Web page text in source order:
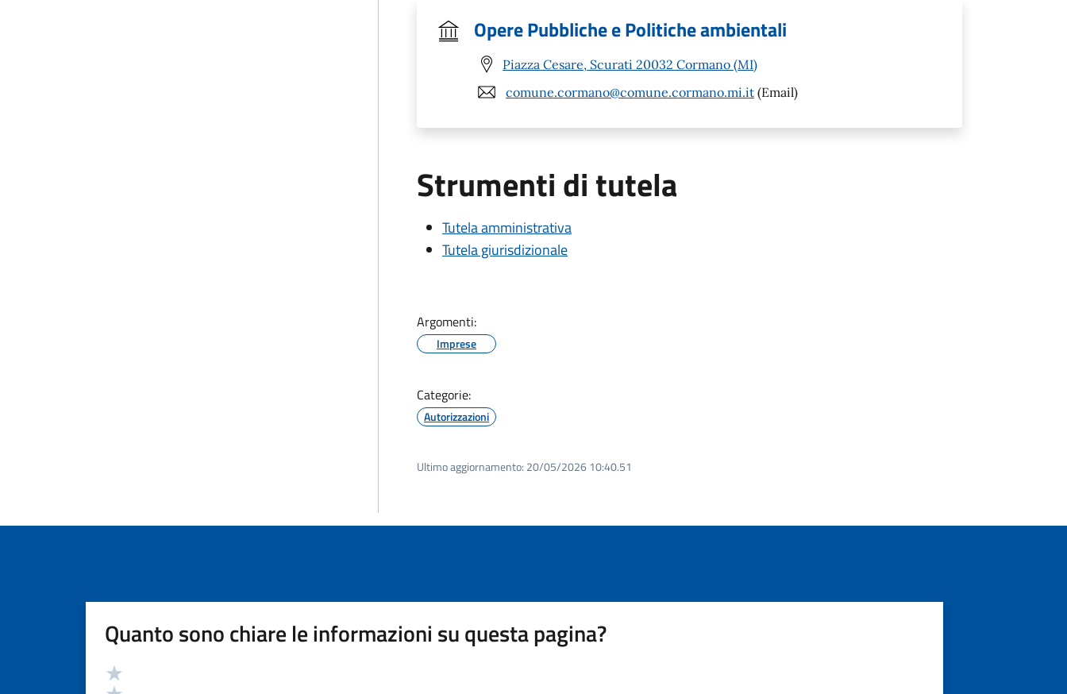
Opere Pubbliche e Politiche ambientali
Piazza Cesare, Scurati 20032 Cormano (MI)
comune.cormano@comune.cormano.mi.it (Email)
Strumenti di tutela
Tutela amministrativa
Tutela giurisdizionale
Argomenti:
Imprese
Categorie:
Autorizzazioni
Ultimo aggiornamento: 20/05/2026 10:40.51
Quanto sono chiare le informazioni su questa pagina?
Valutazione